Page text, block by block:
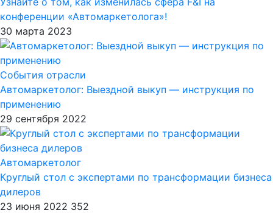
конференции «Автомаркетолога»!
30 марта 2023
События отрасли
Автомаркетолог: Выездной выкуп — инструкция по
применению
29 сентября 2022
Автомаркетолог
Круглый стол с экспертами по трансформации бизнеса
дилеров
23 июня 2022 352